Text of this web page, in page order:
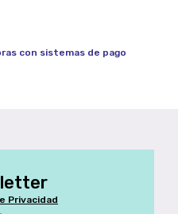
con sistemas de pago
Privacidad